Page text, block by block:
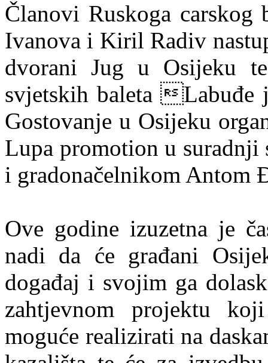
Članovi Ruskoga
Ivanova i Kiril Radiv
dvorani Jug u Osijeku
svjetskih baleta Labuđe
Gostovanje u Osijeku
Lupa promotion u suradnji
i gradonačelnikom Antom
Ove godine izuzetna je
nadi da će građani
događaj i svojim ga
zahtjevnom projektu
moguće realizirati na